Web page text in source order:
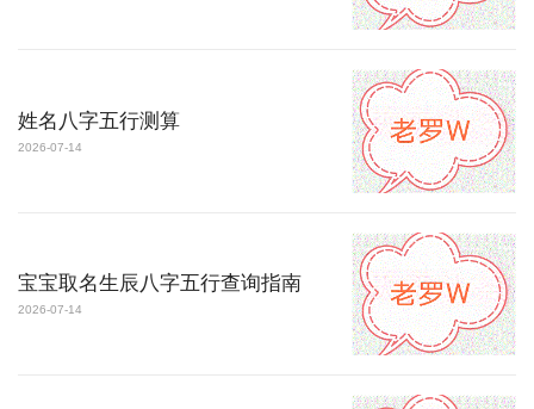
姓名八字五行测算
2026-07-14
宝宝取名生辰八字五行查询指南
2026-07-14